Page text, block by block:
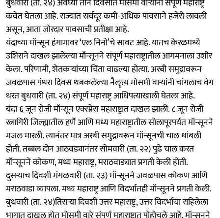
कवेत घेतला आहे. राज्यात सर्वदूर कमी-अधिक पावसाने हजेरी लावली
असून, आता जोरदार पावसाची प्रतीक्षा आहे.
यंदाच्या मॉन्सून हंगामावर ‘एल निनो’चे सावट आहे. यातच केरळमध्ये
उशिराने दाखल झालेल्या मॉन्सूनने संपूर्ण महाराष्ट्रातील आगमनाला उशीर
केला. परिणामी, शेतकऱ्यांच्या चिंता वाढल्या होत्या. अरबी समुद्रावरून
जवळपास पंधरा दिवस थबकलेल्या नैॡत्य मोसमी वाऱ्यांनी चांगलाच वेग
धरत बुधवारी (ता. २४) संपूर्ण महाराष्ट्र आधिपत्याखाली घेतला आहे.
यंदा ६ जून रोजी मॉन्सून एक्स्प्रेस महाराष्ट्रात दाखल झाली. ८ जून रोजी
रत्नागिरी जिल्ह्यातील हर्णै आणि मध्य महाराष्ट्रातील सोलापूरपर्यंत मॉन्सूनने
मजल मारली. त्यानंतर मात्र अरबी समुद्रावरून मॉन्सूनची चाल थांबली
होती. तब्बल दोन आठवड्यानंतर सोमवारी (ता. २२) पुढे चाल करत
मॉन्सूनने कोकण, मध्य महाराष्ट्र, मराठवाड्यात प्रगती केली होती.
दुसऱ्याच दिवशी मंगळवारी (ता. २३) मॉन्सूनने जवळपास कोकण आणि
मराठवाडा व्यापला. मध्य महाराष्ट्र आणि विदर्भातही मॉन्सूनने प्रगती केली.
बुधवारी (ता. २४)तिसऱ्या दिवशी उत्तर महाराष्ट्र, उत्तर विदर्भाचा राहिलेला